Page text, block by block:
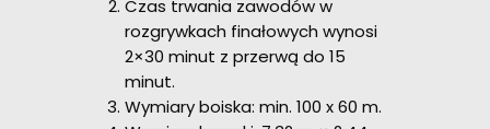
Czas trwania zawodów w
rozgrywkach finałowych wynosi
2×30 minut z przerwą do 15
minut.
Wymiary boiska: min. 100 x 60 m.